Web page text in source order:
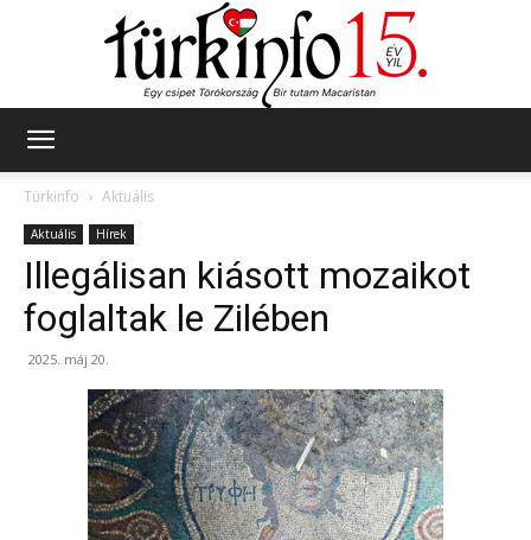
Türkinfo
Aktuális
Aktuális Hírek
Illegálisan kiásott mozaikot
foglaltak le Zilében
2025. máj 20.